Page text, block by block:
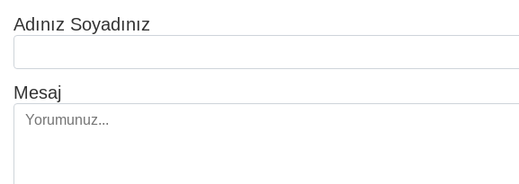
Adınız Soyadınız
Mesaj